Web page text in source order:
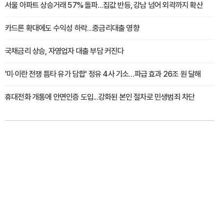
서울 아파트 상승거래 57% 돌파…집값 반등, 강남 넘어 외곽까지 확산
카드론 확대에도 수익성 하락…중금리대출 영향
국채금리 상승, 자영업자 대출 부담 커진다
'미·이란 전쟁 틈타 유가 담합' 정유 4사 기소…파급 효과 26조 원 달해
휴대전화 개통에 안면인증 도입...강화된 본인 절차로 민생범죄 차단